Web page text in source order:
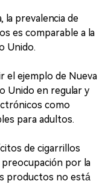
la prevalencia de
es comparable a la
Unido.
el ejemplo de Nueva
Unido en regular y
como
para adultos.
de cigarrillos
por la
productos no está